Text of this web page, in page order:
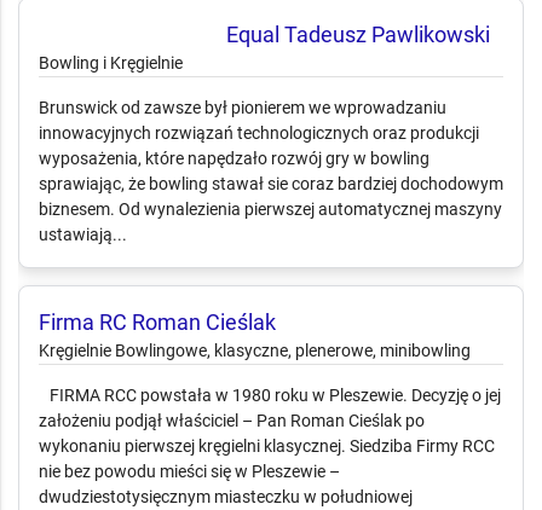
Equal Tadeusz Pawlikowski
Bowling i Kręgielnie
Brunswick od zawsze był pionierem we wprowadzaniu
innowacyjnych rozwiązań technologicznych oraz produkcji
wyposażenia, które napędzało rozwój gry w bowling
sprawiając, że bowling stawał sie coraz bardziej dochodowym
biznesem. Od wynalezienia pierwszej automatycznej maszyny
ustawiają...
Firma RC Roman Cieślak
Kręgielnie Bowlingowe, klasyczne, plenerowe, minibowling
FIRMA RCC powstała w 1980 roku w Pleszewie. Decyzję o jej
założeniu podjął właściciel – Pan Roman Cieślak po
wykonaniu pierwszej kręgielni klasycznej. Siedziba Firmy RCC
nie bez powodu mieści się w Pleszewie –
dwudziestotysięcznym miasteczku w południowej